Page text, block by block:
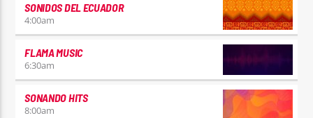
SONIDOS DEL ECUADOR
4:00am
FLAMA MUSIC
6:30am
SONANDO HITS
8:00am